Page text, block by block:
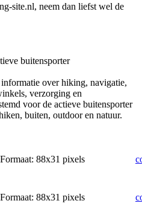
site.nl, neem dan liefst wel de
buitensporter
over hiking, navigatie,
verzorging en
voor de actieve buitensporter
buiten, outdoor en natuur.
Formaat: 88x31 pixels
Formaat: 88x31 pixels